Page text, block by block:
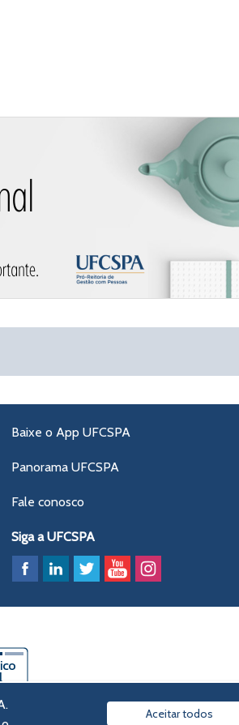
Baixe o App UFCSPA
Panorama UFCSPA
Fale conosco
Siga a UFCSPA
Aceitar todos